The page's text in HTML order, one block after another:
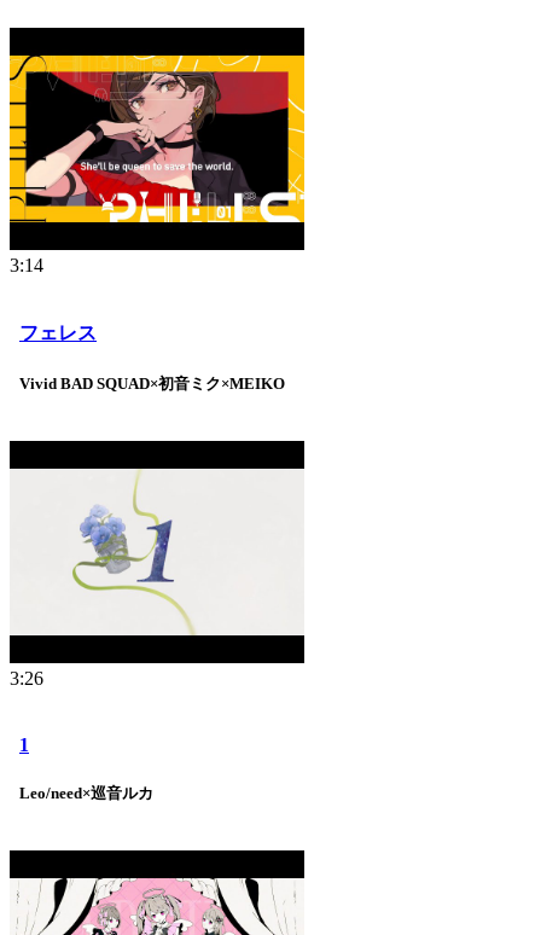
3:14
フェレス
Vivid BAD SQUAD×初音ミク×MEIKO
3:26
1
Leo/need×巡音ルカ